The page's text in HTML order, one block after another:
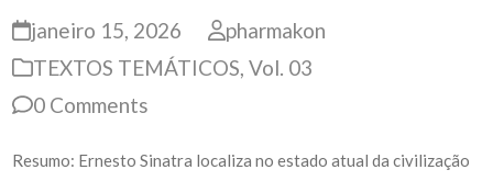
janeiro 15, 2026
pharmakon
TEXTOS TEMÁTICOS,Vol. 03
0 Comments
Resumo: Ernesto Sinatra localiza no estado atual da civilização